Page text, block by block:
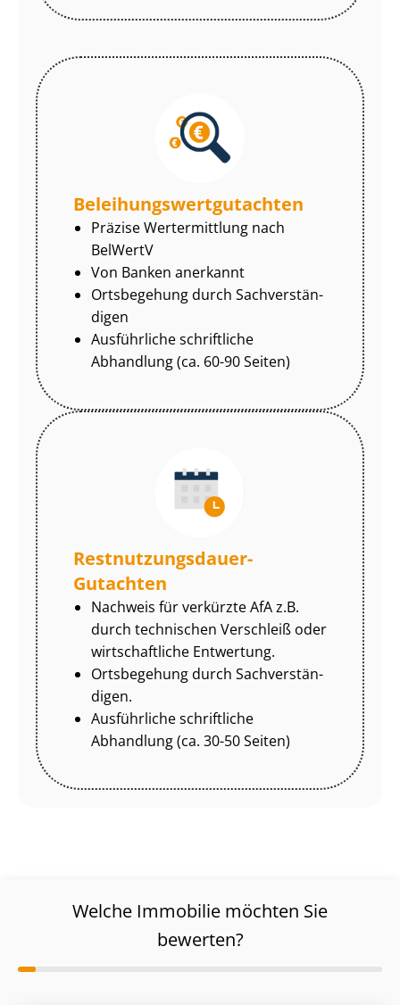
Be­lei­hungs­wert­gut­ach­ten
Präzise Wertermittlung nach
BelWertV
Von Banken anerkannt
Ortsbegehung durch Sach­ver­stän­
di­gen
Ausführliche schriftliche
Abhandlung (ca. 60-90 Seiten)
Rest­nut­zungs­dau­er-
Gutachten
Nachweis für verkürzte AfA z.B.
durch technischen Verschleiß oder
wirtschaftliche Entwertung.
Ortsbegehung durch Sach­ver­stän­
di­gen.
Ausführliche schriftliche
Abhandlung (ca. 30-50 Seiten)
Welche Immobilie möchten Sie
bewerten?